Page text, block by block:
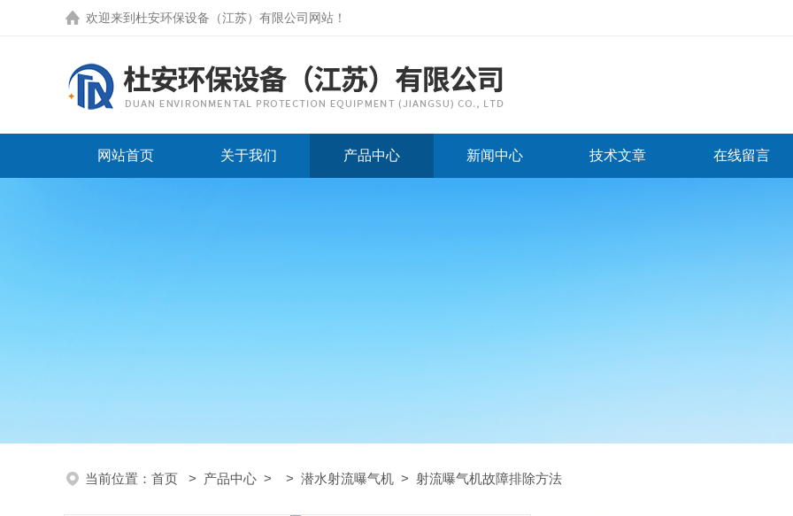
欢迎来到 杜安环保设备（江苏）有限公司网站 ！
网站首页 关于我们 产品中心 新闻中心 技术文章 在线留言
当前位置： 首页 > 产品中心 > > 潜水射流曝气机 > 射流曝气机故障排除方法